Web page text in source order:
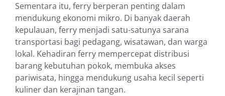
Sementara itu, ferry berperan penting dalam
mendukung ekonomi mikro. Di banyak daerah
kepulauan, ferry menjadi satu-satunya sarana
transportasi bagi pedagang, wisatawan, dan warga
lokal. Kehadiran ferry mempercepat distribusi
barang kebutuhan pokok, membuka akses
pariwisata, hingga mendukung usaha kecil seperti
kuliner dan kerajinan tangan.